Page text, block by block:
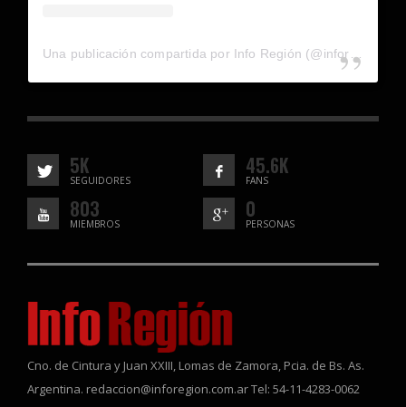
5K
SEGUIDORES
45.6K
FANS
803
MIEMBROS
0
PERSONAS
Cno. de Cintura y Juan XXIII, Lomas de Zamora, Pcia. de Bs. As.
Argentina. redaccion@inforegion.com.ar Tel: 54-11-4283-0062